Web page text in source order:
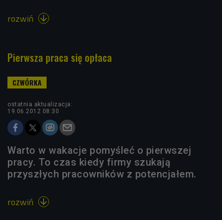
rozwiń 
Pierwsza praca się opłaca
ostatnia aktualizacja:
19.06.2012 08:30
Warto w wakacje pomyśleć o pierwszej
pracy. To czas kiedy firmy szukają
przyszłych pracowników z potencjałem.
rozwiń 